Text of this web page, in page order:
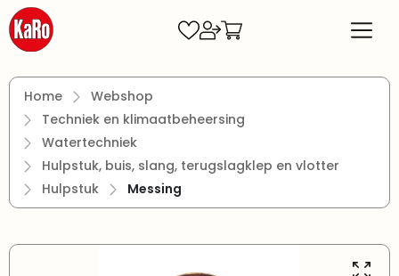
Ga naar de hoofdinhoud
Home
Webshop
Techniek en klimaatbeheersing
Watertechniek
Hulpstuk, buis, slang, terugslagklep en vlotter
Hulpstuk
Messing
Afbeeldingengalerij overslaan